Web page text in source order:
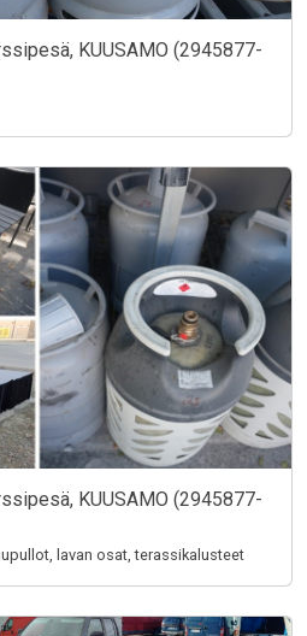
KUUSAMO (2945877-
KUUSAMO (2945877-
lavan osat, terassikalusteet